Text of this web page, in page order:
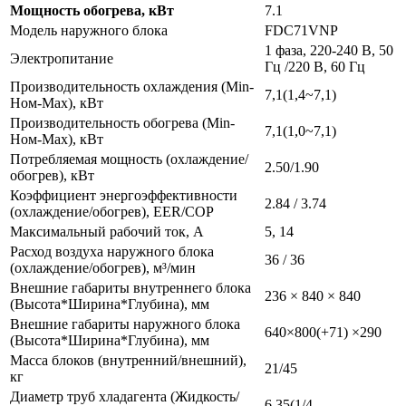
Мощность обогрева, кВт
7.1
Модель наружного блока
FDC71VNP
Электропитание
1 фаза, 220-240 В, 50
Гц /220 В, 60 Гц
Производительность охлаждения (Min-
Ном-Max), кВт
7,1(1,4~7,1)
Производительность обогрева (Min-
Ном-Max), кВт
7,1(1,0~7,1)
Потребляемая мощность (охлаждение/
обогрев), кВт
2.50/1.90
Коэффициент энергоэффективности
(охлаждение/обогрев), EER/COP
2.84 / 3.74
Максимальный рабочий ток, A
5, 14
Расход воздуха наружного блока
(охлаждение/обогрев), м³/мин
36 / 36
Внешние габариты внутреннего блока
(Высота*Ширина*Глубина), мм
236 × 840 × 840
Внешние габариты наружного блока
(Высота*Ширина*Глубина), мм
640×800(+71) ×290
Масса блоков (внутренний/внешний),
кг
21/45
Диаметр труб хладагента (Жидкость/